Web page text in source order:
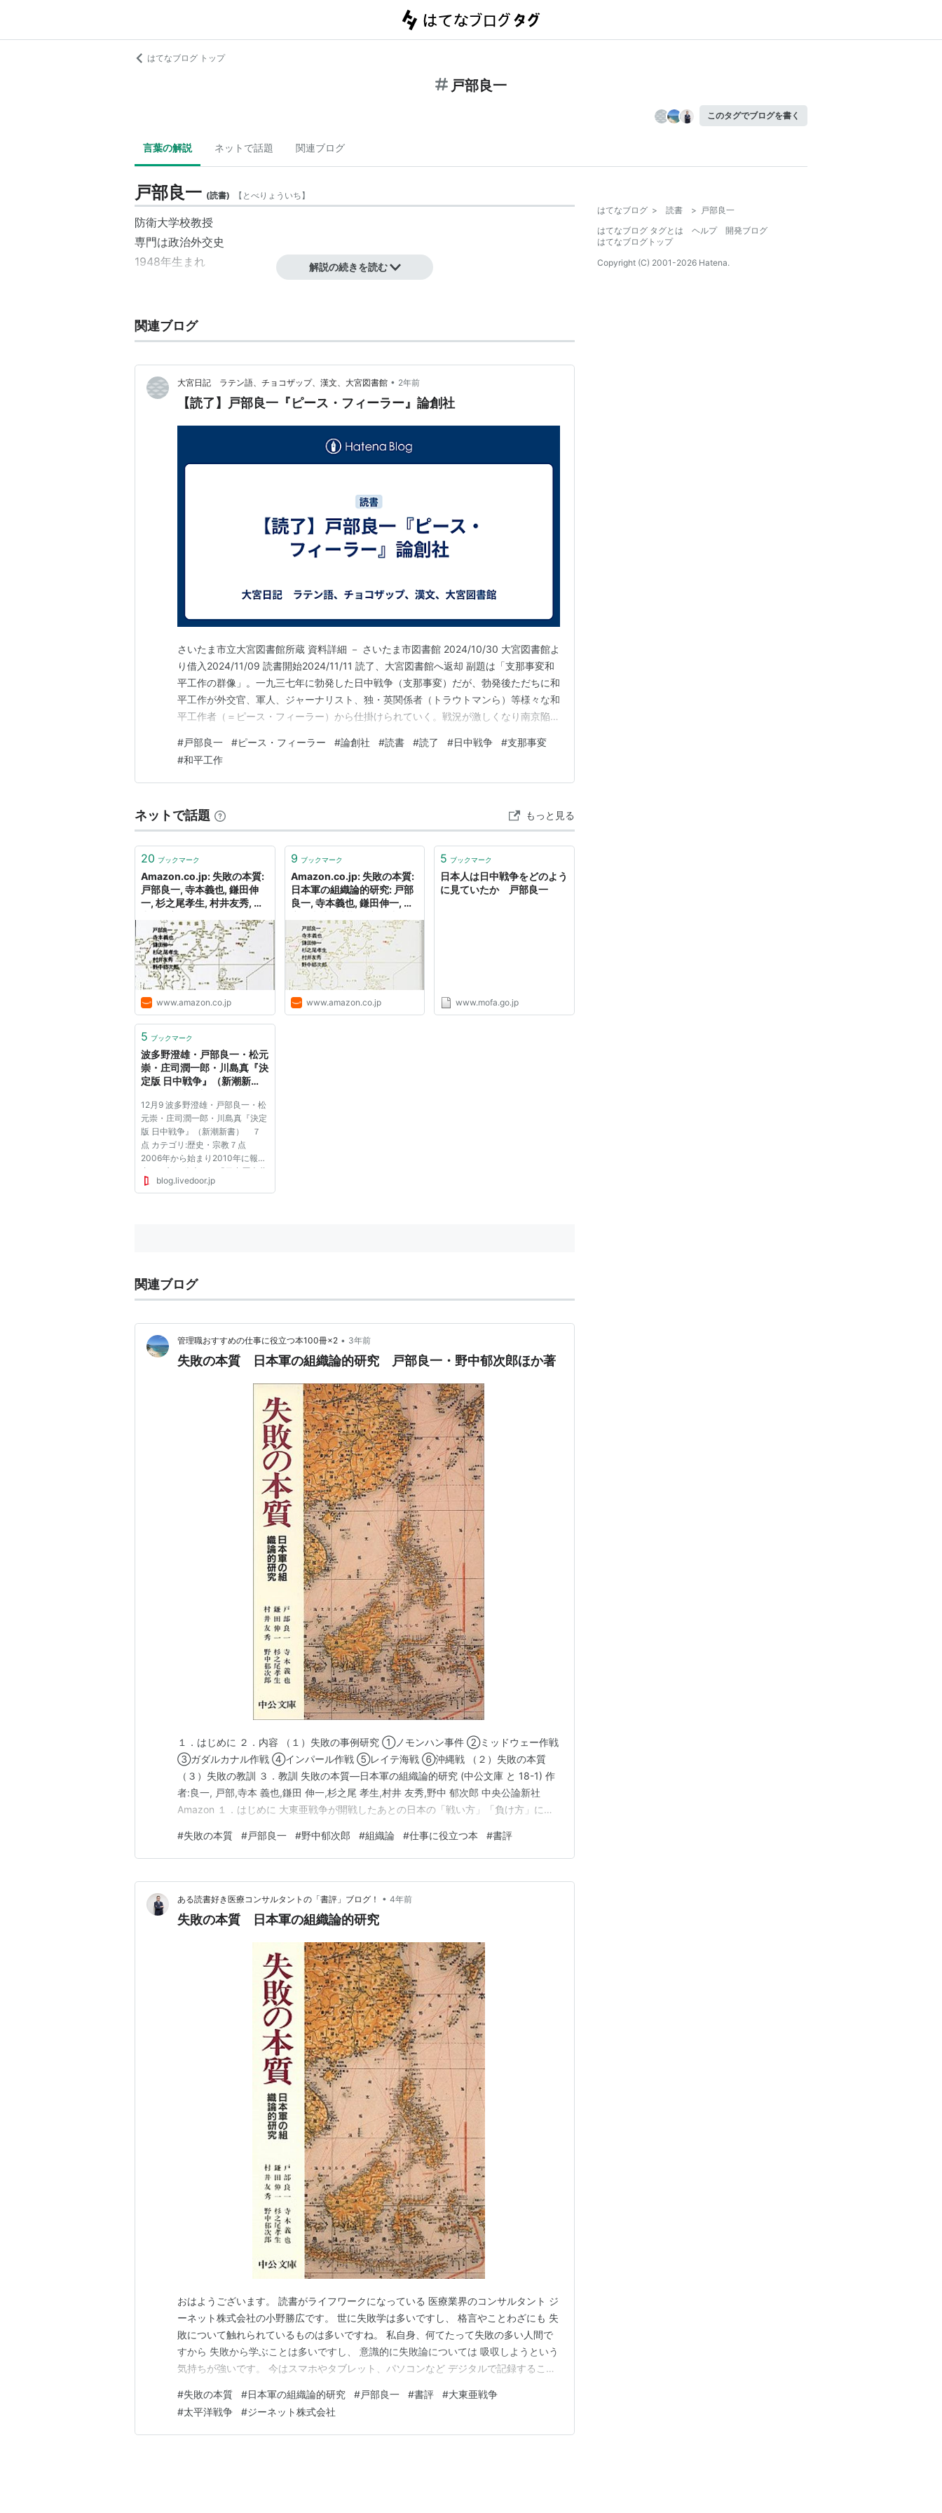
はてなブログ トップ
戸部良一
このタグでブログを書く
言葉の解説 ネットで話題 関連ブログ
戸部良一 (読書) 【 とべりょういち】
防衛大学校教授
専門は政治外交史
1948年生まれ
解説の続きを読む
関連ブログ
大宮日記 ラテン語、チョコザップ、漢文、大宮図書館 • 2年前
【読了】戸部良一『ピース・フィーラー』論創社
さいたま市立大宮図書館所蔵 資料詳細 － さいたま市図書館 2024/10/30 大宮図書館よ
り借入2024/11/09 読書開始2024/11/11 読了、大宮図書館へ返却 副題は「支那事変和
平工作の群像」。一九三七年に勃発した日中戦争（支那事変）だが、勃発後ただちに和
平工作が外交官、軍人、ジャーナリスト、独・英関係者（トラウトマンら）等様々な和
平工作者（＝ピース・フィーラー）から仕掛けられていく。戦況が激しくなり南京陥
ていたという事実には少々驚いた。さらには日本側の和平条件が日本に都合のいいもの
であったにもかかわ…
#戸部良一 #ピース・フィーラー #論創社 #読書 #読了 #日中戦争 #支那事変
#和平工作
ネットで話題 もっと見る
20 ブックマーク
Amazon.co.jp: 失敗の本質:
戸部良一, 寺本義也, 鎌田伸
一, 杉之尾孝生, 村井友秀, 野
Purchas
www.amazon.co.jp
9 ブックマーク
Amazon.co.jp: 失敗の本質:
日本軍の組織論的研究: 戸部
良一, 寺本義也, 鎌田伸一, 杉
郎: 本
www.amazon.co.jp
5 ブックマーク
日本人は日中戦争をどのよう
に見ていたか 戸部良一
www.mofa.go.jp
5 ブックマーク
波多野澄雄・戸部良一・松元
崇・庄司潤一郎・川島真『決
定版 日中戦争』（新潮新
ンキング Blogスタイル第2
期
12月9 波多野澄雄・戸部良一・松
元崇・庄司潤一郎・川島真『決定
版 日中戦争』（新潮新書） ７
点 カテゴリ:歴史・宗教７点
2006年から始まり2010年に報告
書の一部を公表した「日中歴史共
同研究」。いわゆる歴史問題の解
blog.livedoor.jp
関連ブログ
管理職おすすめの仕事に役立つ本100冊×2 • 3年前
失敗の本質 日本軍の組織論的研究 戸部良一・野中郁次郎ほか著
１．はじめに ２．内容 （１）失敗の事例研究 ①ノモンハン事件 ②ミッドウェー作戦
③ガダルカナル作戦 ④インパール作戦 ⑤レイテ海戦 ⑥沖縄戦 （２）失敗の本質
（３）失敗の教訓 ３．教訓 失敗の本質―日本軍の組織論的研究 (中公文庫 と 18-1) 作
者:良一, 戸部,寺本 義也,鎌田 伸一,杉之尾 孝生,村井 友秀,野中 郁次郎 中央公論新社
Amazon １．はじめに 大東亜戦争が開戦したあとの日本の「戦い方」「負け方」に焦
作戦の失敗を組織としての日本軍の失敗ととらえなおし、これを現代の組織にとっての
教訓、あ…
#失敗の本質 #戸部良一 #野中郁次郎 #組織論 #仕事に役立つ本 #書評
ある読書好き医療コンサルタントの「書評」ブログ！ • 4年前
失敗の本質 日本軍の組織論的研究
おはようございます。 読書がライフワークになっている 医療業界のコンサルタント ジ
ーネット株式会社の小野勝広です。 世に失敗学は多いですし、 格言やことわざにも 失
敗について触れられているものは多いですね。 私自身、何てたって失敗の多い人間で
すから 失敗から学ぶことは多いですし、 意識的に失敗論については 吸収しようという
気持ちが強いです。 今はスマホやタブレット、パソコンなど デジタルで記録すること
のですが、 その手帳にはビッシリと格言やことわざがメモしてあり、 かなり失敗につ
いて書かれているものが多いのです。 …
#失敗の本質 #日本軍の組織論的研究 #戸部良一 #書評 #大東亜戦争
#太平洋戦争 #ジーネット株式会社
はてなブログ > 読書 > 戸部良一
はてなブログ タグとは
ヘルプ
開発ブログ
はてなブログトップ
Copyright (C) 2001-2026 Hatena.